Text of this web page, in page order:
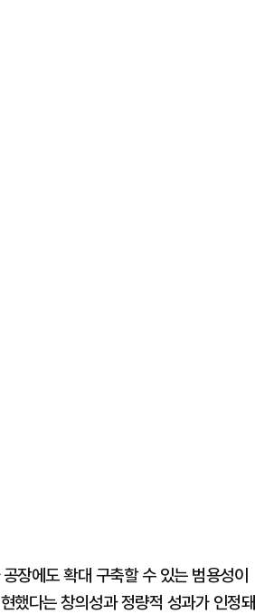
장에도 확대 구축할 수 있는 범용성이
했다는 창의성과 정량적 성과가 인정돼